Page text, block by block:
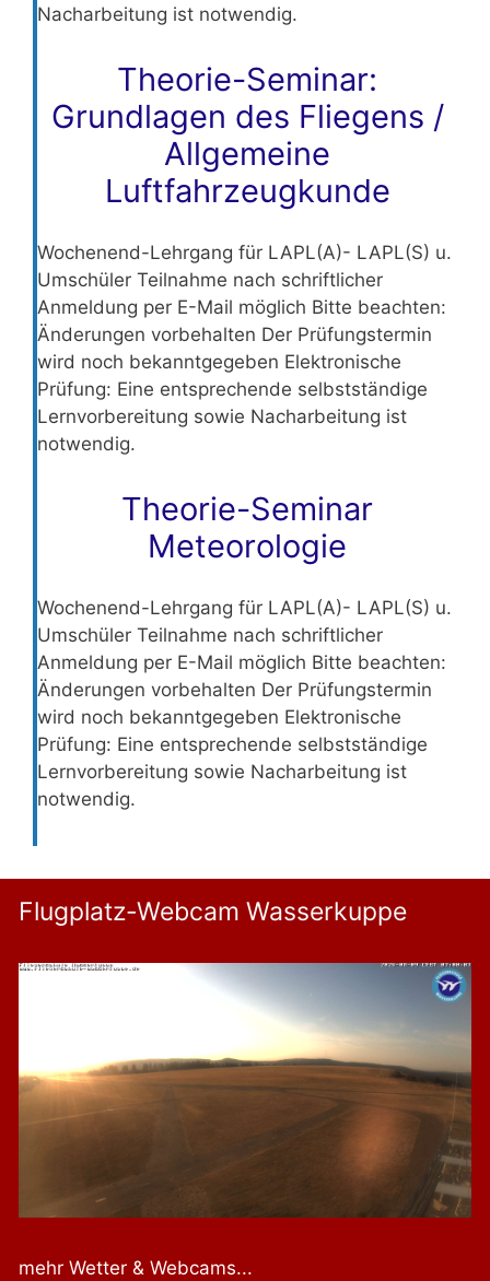
Nacharbeitung ist notwendig.
Theorie-Seminar:
Grundlagen des Fliegens /
Allgemeine
Luftfahrzeugkunde
Wochenend-Lehrgang für LAPL(A)- LAPL(S) u.
Umschüler Teilnahme nach schriftlicher
Anmeldung per E-Mail möglich Bitte beachten:
Änderungen vorbehalten Der Prüfungstermin
wird noch bekanntgegeben Elektronische
Prüfung: Eine entsprechende selbstständige
Lernvorbereitung sowie Nacharbeitung ist
notwendig.
Theorie-Seminar
Meteorologie
Wochenend-Lehrgang für LAPL(A)- LAPL(S) u.
Umschüler Teilnahme nach schriftlicher
Anmeldung per E-Mail möglich Bitte beachten:
Änderungen vorbehalten Der Prüfungstermin
wird noch bekanntgegeben Elektronische
Prüfung: Eine entsprechende selbstständige
Lernvorbereitung sowie Nacharbeitung ist
notwendig.
Flugplatz-Webcam Wasserkuppe
mehr Wetter & Webcams...